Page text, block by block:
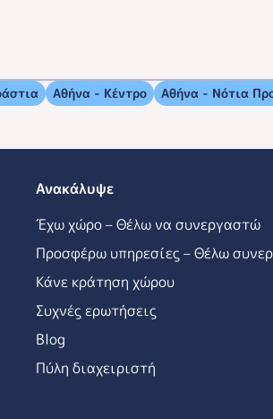
Αθήνα - Κέντρο Αθήνα - Νότια
Ανακάλυψε
Έχω χώρο – Θέλω να συνεργαστώ
Προσφέρω υπηρεσίες – Θέλω
Κάνε κράτηση χώρου
Συχνές ερωτήσεις
Blog
Πύλη διαχειριστή